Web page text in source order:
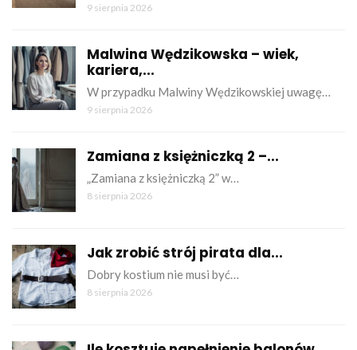
9 sierpnia 2026
Malwina Wędzikowska – wiek,
kariera,...
W przypadku Malwiny Wędzikowskiej uwagę…
9 sierpnia 2026
Zamiana z księżniczką 2 –...
„Zamiana z księżniczką 2” w…
8 sierpnia 2026
Jak zrobić strój pirata dla...
Dobry kostium nie musi być…
8 sierpnia 2026